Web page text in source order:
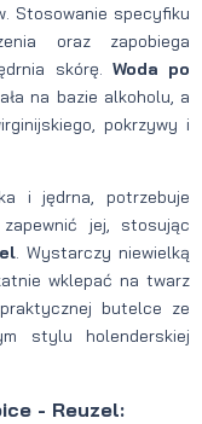
Stosowanie specyfiku
oraz zapobiega
skórę. Woda po
na bazie alkoholu, a
pokrzywy i
i jędrna, potrzebuje
jej, stosując
. Wystarczy niewielką
wklepać na twarz
butelce ze
stylu holenderskiej
- Reuzel: